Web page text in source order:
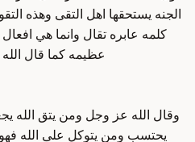
الجنه يستحقها اهل التقى وهذه
كلمه عابره تقال وانما هي افعال
عظيمه كما قال الله
وقال الله عز وجل ومن يتق الله
يحتسب ومن يتوكل على الله